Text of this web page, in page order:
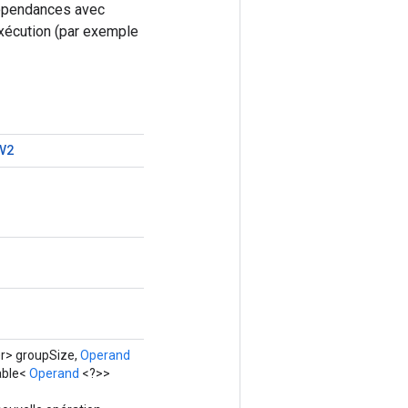
avec
(par exemple
V2
groupSize, Operand
Operand <?>>